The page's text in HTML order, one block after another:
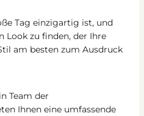
Tag einzigartig ist, und
Look zu finden, der Ihre
am besten zum Ausdruck
Team der
Ihnen eine umfassende